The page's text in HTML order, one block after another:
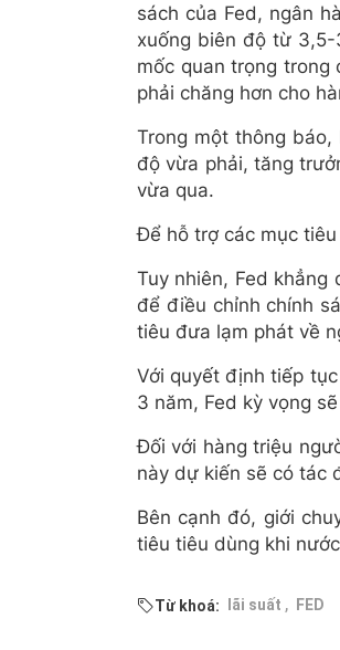
sách của Fed, ngân
xuống biên độ từ
mốc quan trọng trong
phải chăng hơn cho
Trong một thông
độ vừa phải, tăng
vừa qua.
Để hỗ trợ các mục
Tuy nhiên, Fed
để điều chỉnh chính
tiêu đưa lạm phát về
Với quyết định tiếp
3 năm, Fed kỳ vọng
Đối với hàng triệu
này dự kiến sẽ có tác
Bên cạnh đó, giới
tiêu tiêu dùng khi
Từ khoá: lãi suất , FED